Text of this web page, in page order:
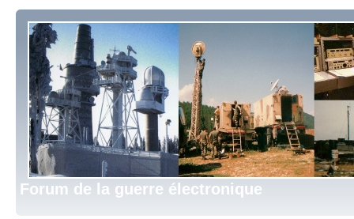
Forum de la guerre électronique